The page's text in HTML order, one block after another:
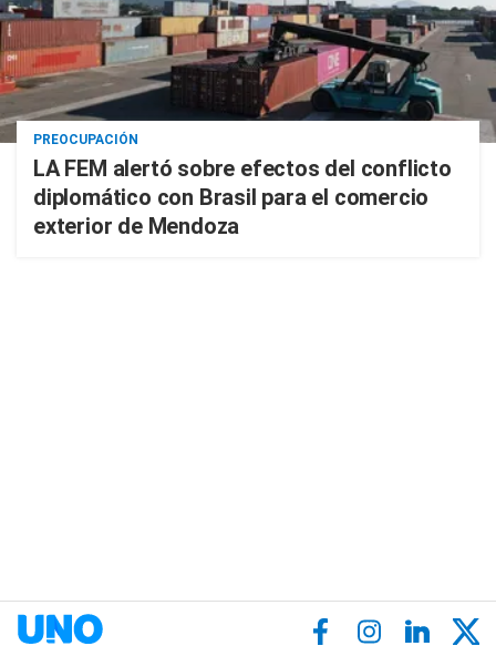
PREOCUPACIÓN
LA FEM alertó sobre efectos del conflicto
diplomático con Brasil para el comercio
exterior de Mendoza